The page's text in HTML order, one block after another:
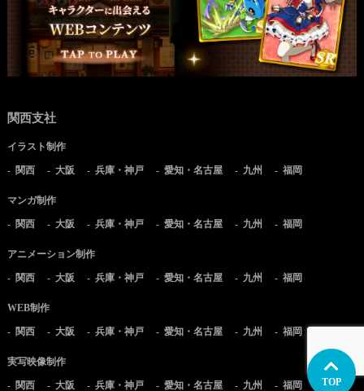
TOP
関西支社
イラスト制作
関西 大阪 兵庫・神戸 愛知・名古屋 九州 福岡
マンガ制作
関西 大阪 兵庫・神戸 愛知・名古屋 九州 福岡
アニメーション制作
関西 大阪 兵庫・神戸 愛知・名古屋 九州 福岡
WEB制作
関西 大阪 兵庫・神戸 愛知・名古屋 九州 福岡
実写映像制作
関西 大阪 兵庫・神戸 愛知・名古屋 九州 福岡